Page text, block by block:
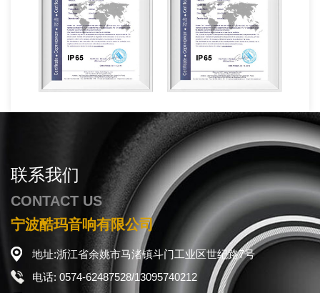
联系我们
CONTACT US
宁波酷玛音响有限公司
地址:浙江省余姚市马渚镇斗门工业区世纪路7号
电话: 0574-62487528/13095740212